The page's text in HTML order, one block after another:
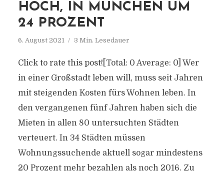
HOCH, IN MÜNCHEN UM
24 PROZENT
6. August 2021 3 Min. Lesedauer
Click to rate this post![Total: 0 Average: 0] Wer
in einer Großstadt leben will, muss seit Jahren
mit steigenden Kosten fürs Wohnen leben. In
den vergangenen fünf Jahren haben sich die
Mieten in allen 80 untersuchten Städten
verteuert. In 34 Städten müssen
Wohnungssuchende aktuell sogar mindestens
20 Prozent mehr bezahlen als noch 2016. Zu